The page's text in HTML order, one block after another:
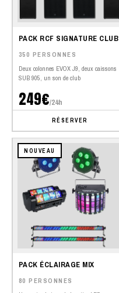
PACK RCF SIGNATURE CLUB
350 PERSONNES
Deux colonnes EVOX J9, deux caissons
SUB 905, un son de club
249€/24h
RÉSERVER
NOUVEAU
PACK ÉCLAIRAGE MIX
80 PERSONNES